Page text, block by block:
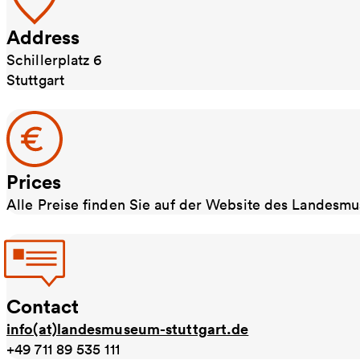
Address
Schillerplatz 6
Stuttgart
Prices
Alle Preise finden Sie auf der Website des
Contact
info(at)landesmuseum-stuttgart.de
+49 711 89 535 111